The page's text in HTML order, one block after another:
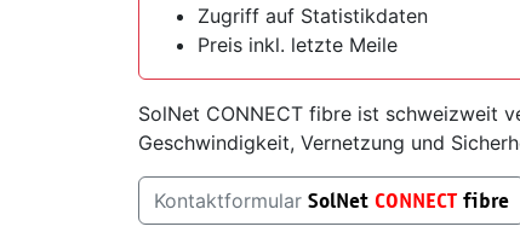
Zugriff auf Statistikdaten
Preis inkl. letzte Meile
SolNet CONNECT fibre ist schweizweit
Geschwindigkeit, Vernetzung und
Kontaktformular SolNet CONNECT fibre